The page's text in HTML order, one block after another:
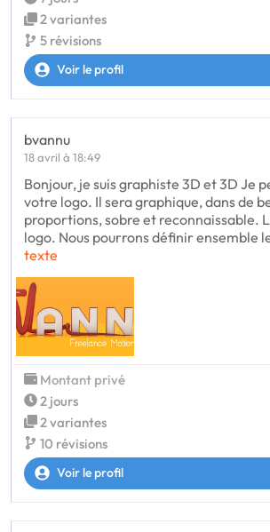
2 variantes
5 révisions
Voir le profil
bvannu
18 avril à 18:49
Bonjour, je suis graphiste 3D et 3D Je
votre logo. Il sera graphique, dans de
proportions, sobre et reconnaissable.
logo. Nous pourrons définir ensemble
texte
Montant privé
2 jours
2 variantes
10 révisions
Voir le profil